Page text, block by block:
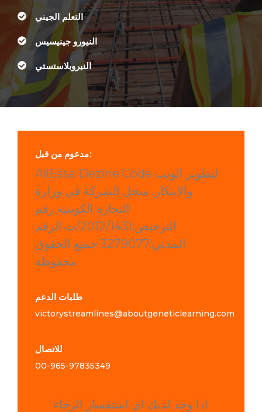
التعلم الجيني
النيورو جينيسيس
النيروبلاستستي
مدعوم من قبل:
AllEssa Dezine Code لتطوير الويب
والابتكار. سجل الشركة في وزارة
التجارة الكويتية رقم
الترخيص:2012/1431/ت الرقم
المدني:3279077 جميع الحقوق
محفوظة
طلبات الدعم
victorystreamlines@aboutgeneticlearning.com
للاتصال
00-965-97835349
اذا وجد لديك اي استفسار الرجاء